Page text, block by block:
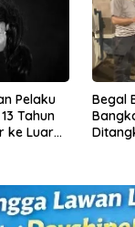
Pelaku
Tahun
ke Luar
Begal